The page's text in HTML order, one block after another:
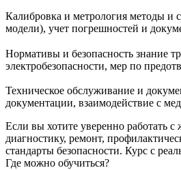
Калибровка и метрология методы и
модели), учет погрешностей и
Нормативы и безопасность знание
электробезопасности, мер по
Техническое обслуживание и
документации, взаимодействие с
Если вы хотите уверенно работать
диагностику, ремонт,
стандарты безопасности. Курс с
Где можно обучиться?